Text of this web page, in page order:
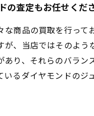
の査定もお任せくだ
な商品の買取を行っ
が、当店ではそのよう
あり、それらのバラン
いるダイヤモンドの